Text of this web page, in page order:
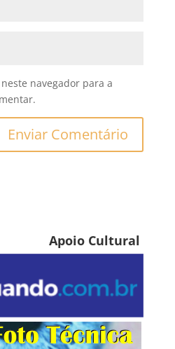
navegador para a
Apoio Cultural